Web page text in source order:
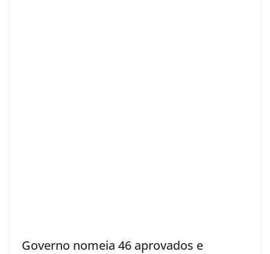
Governo nomeia 46 aprovados e